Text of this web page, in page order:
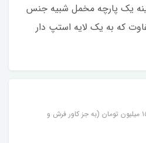
یک پارچه مخمل شبیه جنس
که به یک لایه استپ دار
برای خرید بالای ۱۵ میلیون تومان (به جز کاور فرش و